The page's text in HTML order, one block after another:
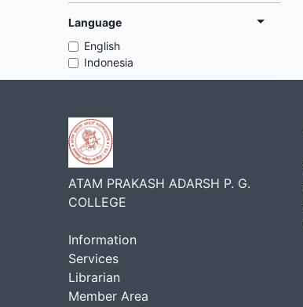
Language
English
Indonesia
ATAM PRAKASH ADARSH P. G.
COLLEGE
Information
Services
Librarian
Member Area